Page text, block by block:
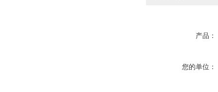
产品：
您的单位：